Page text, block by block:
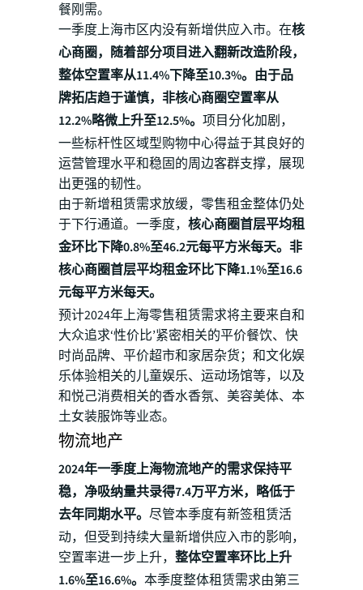
餐刚需。
一季度上海市区内没有新增供应入市。在核
心商圈，随着部分项目进入翻新改造阶段，
整体空置率从11.4%下降至10.3%。由于品
牌拓店趋于谨慎，非核心商圈空置率从
12.2%略微上升至12.5%。 项目分化加剧，
一些标杆性区域型购物中心得益于其良好的
运营管理水平和稳固的周边客群支撑，展现
出更强的韧性。
由于新增租赁需求放缓，零售租金整体仍处
于下行通道。一季度， 核心商圈首层平均租
金环比下降0.8%至46.2元每平方米每天。非
核心商圈首层平均租金环比下降1.1%至16.6
元每平方米每天。
预计2024年上海零售租赁需求将主要来自和
大众追求‘性价比’紧密相关的平价餐饮、快
时尚品牌、平价超市和家居杂货；和文化娱
乐体验相关的儿童娱乐、运动场馆等，以及
和悦己消费相关的香水香氛、美容美体、本
土女装服饰等业态。
物流地产
2024年一季度上海物流地产的需求保持平
稳，净吸纳量共录得7.4万平方米，略低于
去年同期水平。 尽管本季度有新签租赁活
动，但受到持续大量新增供应入市的影响，
空置率进一步上升， 整体空置率环比上升
1.6%至16.6%。 本季度整体租赁需求由第三